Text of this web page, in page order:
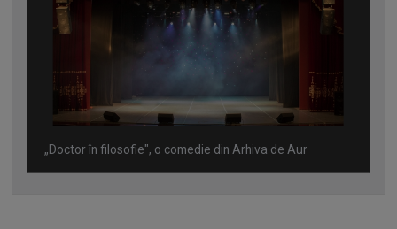
„Doctor în filosofie", o comedie din Arhiva de Aur